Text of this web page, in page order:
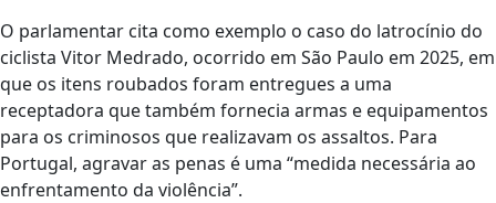
O parlamentar cita como exemplo o caso do latrocínio do
ciclista Vitor Medrado, ocorrido em São Paulo em 2025, em
que os itens roubados foram entregues a uma
receptadora que também fornecia armas e equipamentos
para os criminosos que realizavam os assaltos. Para
Portugal, agravar as penas é uma “medida necessária ao
enfrentamento da violência”.